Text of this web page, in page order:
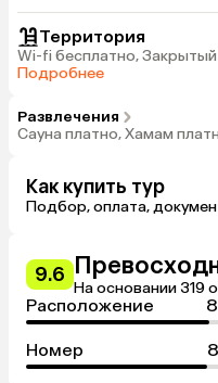
Территория
Wi-fi бесплатно,
Подробнее
Развлечения
Сауна платно, Хамам
Как купить тур
Подбор, оплата,
9.6
На основании 319
Расположение
Номер